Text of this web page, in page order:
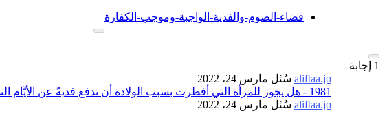
قضاء-الصوم-والفدية-الواجبة-وموجب-الكفارة
1 إجابة
aliftaa.jo سُئل مارس 24، 2022
1981 - هل يجوز للمرأة التي أفطرت بسبب الولادة أن تدفع فديةً عن الأيَّام التي أفطرتها؟
aliftaa.jo سُئل مارس 24، 2022